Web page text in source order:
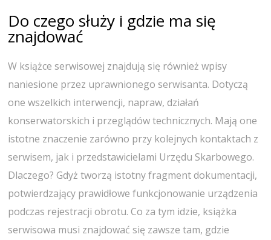
Do czego służy i gdzie ma się
znajdować
W książce serwisowej znajdują się również wpisy
naniesione przez uprawnionego serwisanta. Dotyczą
one wszelkich interwencji, napraw, działań
konserwatorskich i przeglądów technicznych. Mają one
istotne znaczenie zarówno przy kolejnych kontaktach z
serwisem, jak i przedstawicielami Urzędu Skarbowego.
Dlaczego? Gdyż tworzą istotny fragment dokumentacji,
potwierdzający prawidłowe funkcjonowanie urządzenia
podczas rejestracji obrotu. Co za tym idzie, książka
serwisowa musi znajdować się zawsze tam, gdzie